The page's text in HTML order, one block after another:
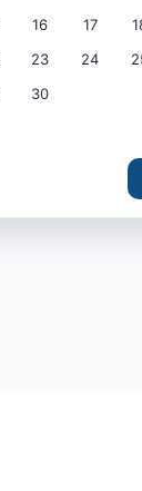
16 17
23 24
30